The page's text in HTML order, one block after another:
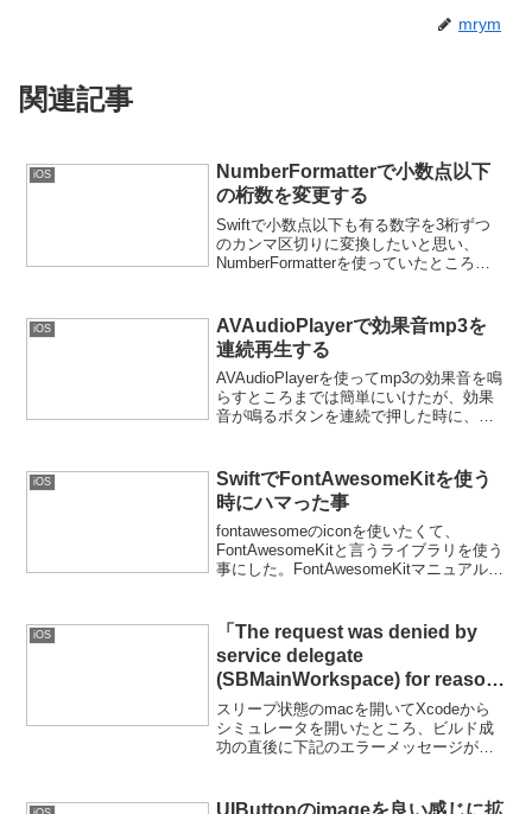
mrym
関連記事
iOS
NumberFormatterで小数点以下
の桁数を変更する
Swiftで小数点以下も有る数字を3桁ずつ
のカンマ区切りに変換したいと思い、
NumberFormatterを使っていたところ、
た。毎度のごとく、Google先生に聞い
た...
iOS
AVAudioPlayerで効果音mp3を
連続再生する
AVAudioPlayerを使ってmp3の効果音を鳴
らすところまでは簡単にいけたが、効果
音が鳴るボタンを連続で押した時に、最
結果、以下のようにすれば大丈夫になっ
た。//...
iOS
SwiftでFontAwesomeKitを使う
時にハマった事
fontawesomeのiconを使いたくて、
FontAwesomeKitと言うライブラリを使う
事にした。FontAwesomeKitマニュアルや
iOS
「The request was denied by
service delegate
(SBMainWorkspace) for reason:
Unspecified.」の対処法
スリープ状態のmacを開いてXcodeから
シミュレータを開いたところ、ビルド成
功の直後に下記のエラーメッセージが表
(SBMainW...
UIButtonのimageを良い感じに拡